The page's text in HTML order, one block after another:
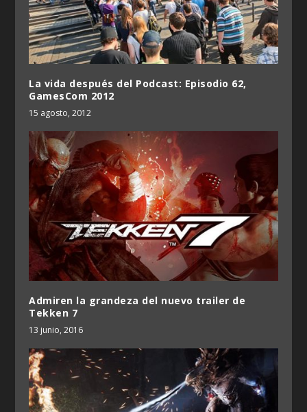
La vida después del Podcast: Episodio 62,
GamesCom 2012
15 agosto, 2012
Admiren la grandeza del nuevo trailer de
Tekken 7
13 junio, 2016